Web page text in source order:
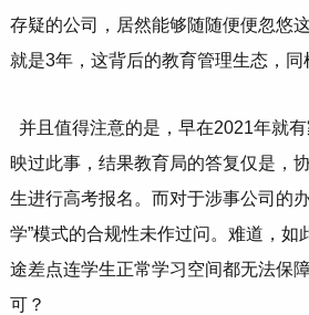
存疑的公司，居然能够随随便便忽悠
就是3年，这背后的教育管理生态，同
并且值得注意的是，早在2021年就
映过此事，结果教育局的答复仅是，
生进行高考报名。而对于涉事公司的
学”模式的合规性未作过问。难道，如
途差点连学生正常学习空间都无法保
可？